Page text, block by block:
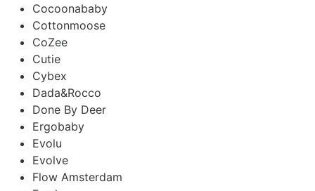
Cocoonababy
Cottonmoose
CoZee
Cutie
Cybex
Dada&Rocco
Done By Deer
Ergobaby
Evolu
Evolve
Flow Amsterdam